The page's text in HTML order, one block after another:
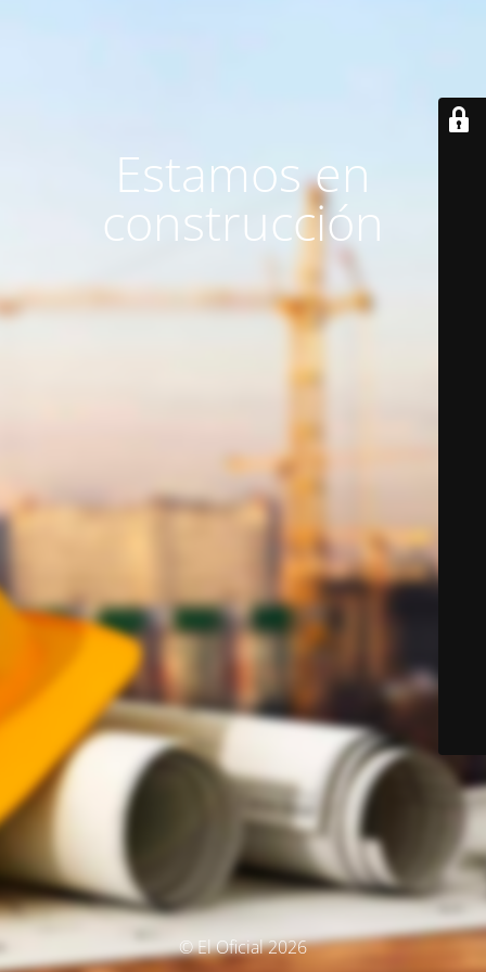
Estamos en
construcción
© El Oficial 2026